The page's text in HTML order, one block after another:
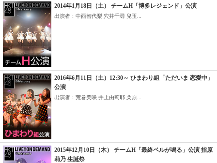
2014年1月18日（土） チームH「博多レジェンド」公演
出演者：中西智代梨 穴井千尋 兒玉...
2016年6月11日（土）12:30～ ひまわり組「ただいま 恋愛中」
公演
出演者：荒巻美咲 井上由莉耶 栗原...
2015年12月10日（木） チームH「最終ベルが鳴る」公演 指原
莉乃 生誕祭